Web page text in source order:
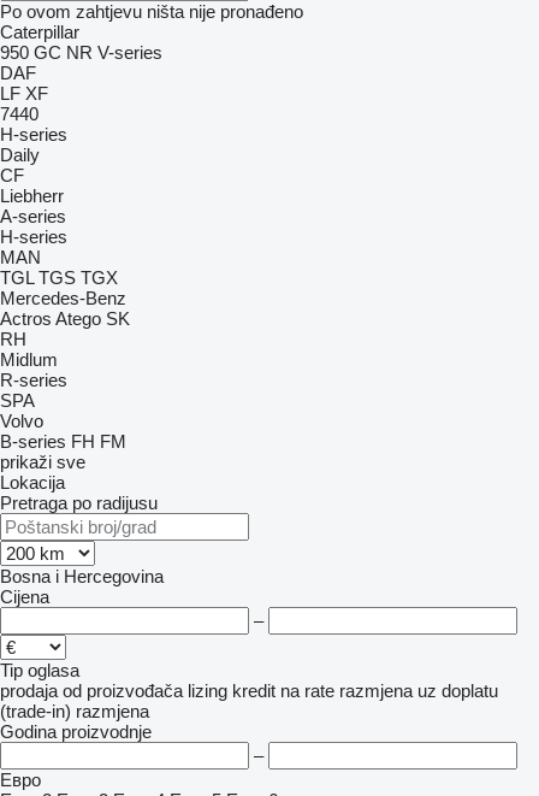
Po ovom zahtjevu ništa nije pronađeno
Caterpillar
950 GC NR V-series
DAF
LF XF
7440
H-series
Daily
CF
Liebherr
A-series
H-series
MAN
TGL TGS TGX
Mercedes-Benz
Actros Atego SK
RH
Midlum
R-series
SPA
Volvo
B-series FH FM
prikaži sve
Lokacija
Pretraga po radijusu
Bosna i Hercegovina
Cijena
–
Tip oglasa
prodaja od proizvođača lizing kredit na rate razmjena uz doplatu
(trade-in) razmjena
Godina proizvodnje
–
Евро